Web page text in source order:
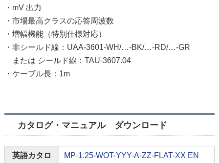
・mV 出力
・市場最高クラスの応答周波数
・増幅機能（特別仕様対応）
・非シールド線：UAA-3601-WH/…-BK/…-RD/…-GR
または シールド線：TAU-3607.04
・ケーブル長：1m
カタログ・マニュアル ダウンロード
英語カタロ
MP-1.25-WOT-YYY-A-ZZ-FLAT-XX EN